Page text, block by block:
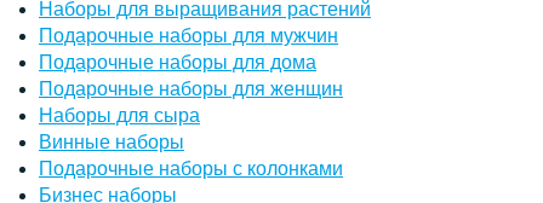
Наборы для выращивания растений
Подарочные наборы для мужчин
Подарочные наборы для дома
Подарочные наборы для женщин
Наборы для сыра
Винные наборы
Подарочные наборы с колонками
Бизнес наборы